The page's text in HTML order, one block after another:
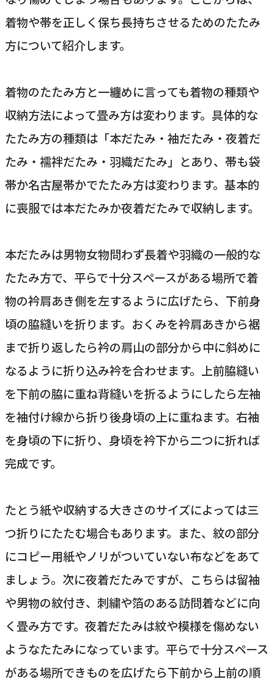
着物や帯を正しく保ち長持ちさせるためのたたみ
方について紹介します。
着物のたたみ方と一纏めに言っても着物の種類や
収納方法によって畳み方は変わります。具体的な
たたみ方の種類は「本だたみ・袖だたみ・夜着だ
たみ・襦袢だたみ・羽織だたみ」とあり、帯も袋
帯か名古屋帯かでたたみ方は変わります。基本的
に喪服では本だたみか夜着だたみで収納します。
本だたみは男物女物問わず長着や羽織の一般的な
たたみ方で、平らで十分スペースがある場所で着
物の衿肩あき側を左するように広げたら、下前身
頃の脇縫いを折ります。おくみを衿肩あきから裾
まで折り返したら衿の肩山の部分から中に斜めに
なるように折り込み衿を合わせます。上前脇縫い
を下前の脇に重ね背縫いを折るようにしたら左袖
を袖付け線から折り後身頃の上に重ねます。右袖
を身頃の下に折り、身頃を衿下から二つに折れば
完成です。
たとう紙や収納する大きさのサイズによっては三
つ折りにたたむ場合もあります。また、紋の部分
にコピー用紙やノリがついていない布などをあて
ましょう。次に夜着だたみですが、こちらは留袖
や男物の紋付き、刺繍や箔のある訪問着などに向
く畳み方です。夜着だたみは紋や模様を傷めない
ようなたたみになっています。平らで十分スペース
がある場所できものを広げたら下前から上前の順